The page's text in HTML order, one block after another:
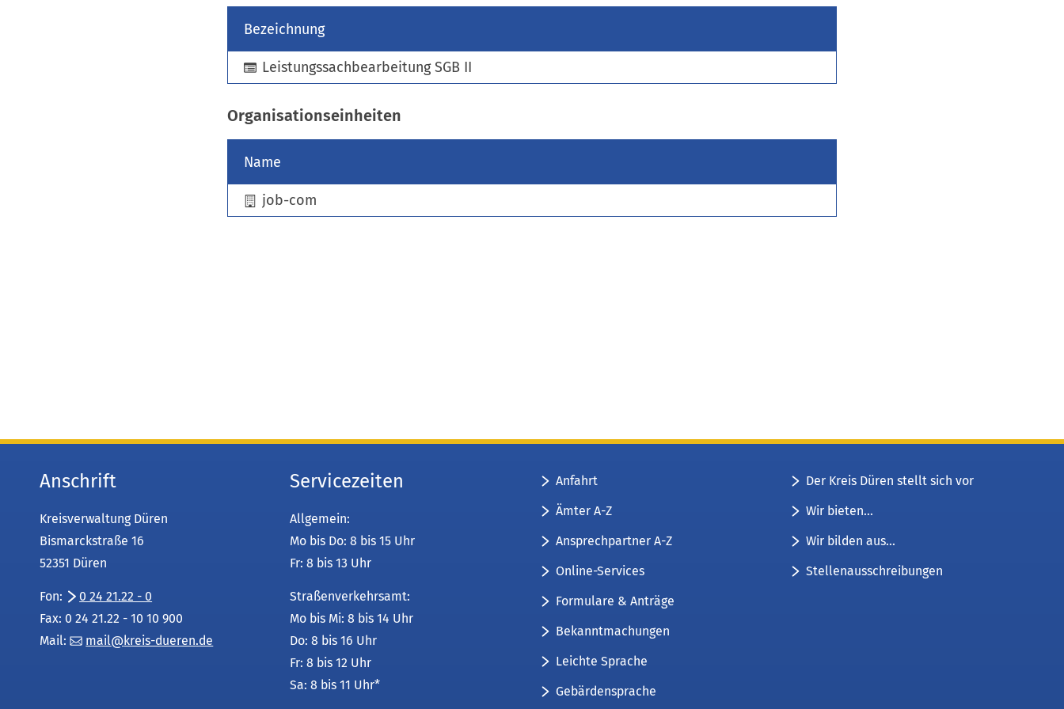
)
Bezeichnung
Leistungssachbearbeitung SGB II
Organisationseinheiten
Name
job-com
Anschrift
Kreisverwaltung Düren
Bismarckstraße 16
52351 Düren
Fon:
0 24 21.22 - 0
Fax: 0 24 21.22 - 10 10 900
Mail:
mail kreis-dueren de
Servicezeiten
Allgemein:
Mo bis Do: 8 bis 15 Uhr
Fr: 8 bis 13 Uhr
Straßenverkehrsamt:
Mo bis Mi: 8 bis 14 Uhr
Do: 8 bis 16 Uhr
Fr: 8 bis 12 Uhr
Sa: 8 bis 11 Uhr*
Anfahrt
Ämter A-Z
Ansprechpartner A-Z
Online-Services
Formulare & Anträge
Bekanntmachungen
Leichte Sprache
Gebärdensprache
Der Kreis Düren stellt sich vor
Wir bieten...
Wir bilden aus...
Stellenausschreibungen